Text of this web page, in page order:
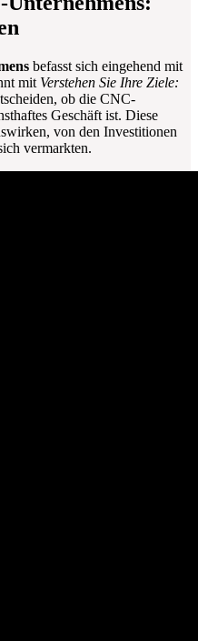
befasst sich eingehend mit
mit Verstehen Sie Ihre Ziele:
ob die CNC-
Geschäft ist. Diese
von den Investitionen
vermarkten.